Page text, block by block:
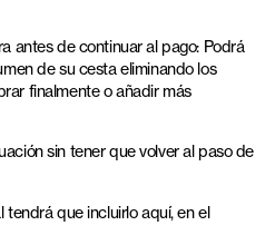
antes de continuar al pago: Podrá
de su cesta eliminando los
finalmente o añadir más
sin tener que volver al paso de
que incluirlo aquí, en el